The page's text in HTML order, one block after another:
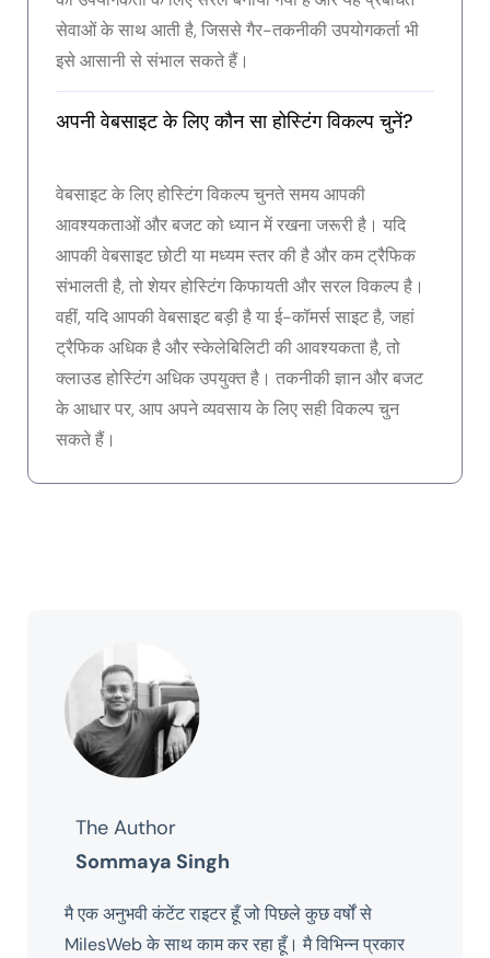
सेवाओं के साथ आती है, जिससे गैर-तकनीकी उपयोगकर्ता भी
इसे आसानी से संभाल सकते हैं।
अपनी वेबसाइट के लिए कौन सा होस्टिंग विकल्प चुनें?
वेबसाइट के लिए होस्टिंग विकल्प चुनते समय आपकी
आवश्यकताओं और बजट को ध्यान में रखना जरूरी है। यदि
आपकी वेबसाइट छोटी या मध्यम स्तर की है और कम ट्रैफिक
संभालती है, तो शेयर होस्टिंग किफायती और सरल विकल्प है।
वहीं, यदि आपकी वेबसाइट बड़ी है या ई-कॉमर्स साइट है, जहां
ट्रैफिक अधिक है और स्केलेबिलिटी की आवश्यकता है, तो
क्लाउड होस्टिंग अधिक उपयुक्त है। तकनीकी ज्ञान और बजट
के आधार पर, आप अपने व्यवसाय के लिए सही विकल्प चुन
सकते हैं।
The Author
Sommaya Singh
मै एक अनुभवी कंटेंट राइटर हूँ जो पिछले कुछ वर्षों से
MilesWeb के साथ काम कर रहा हूँ। मै विभिन्न प्रकार